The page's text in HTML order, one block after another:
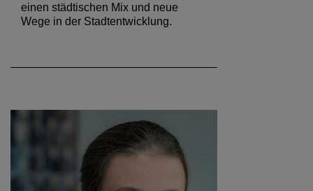
einen städtischen Mix und neue
Wege in der Stadtentwicklung.